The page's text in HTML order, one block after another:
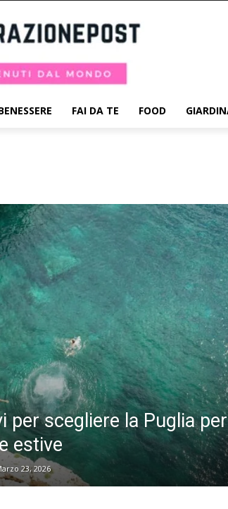
FAI DA TE FOOD
per scegliere la Puglia
estive
23, 2026